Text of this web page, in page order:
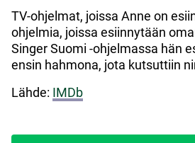
TV-ohjelmat, joissa Anne on
ohjelmia, joissa esiinnytään
Singer Suomi -ohjelmassa hän
ensin hahmona, jota kutsuttiin
Lähde: IMDb